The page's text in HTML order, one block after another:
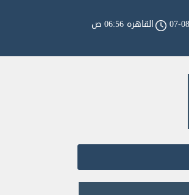
القاهره 06:56 ص